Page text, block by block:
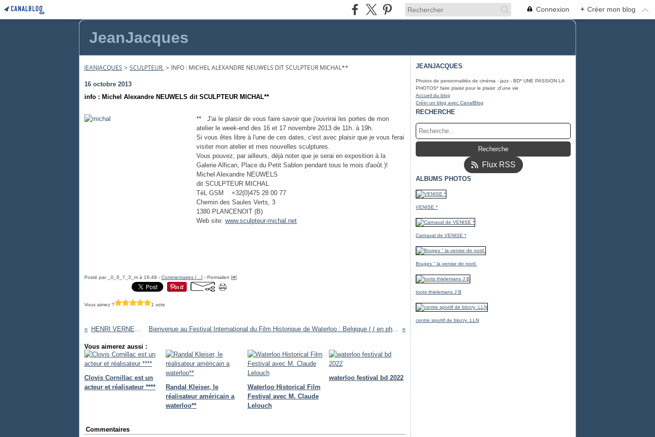
Connexion + Créer mon blog
JeanJacques
JEANJACQUES > SCULPTEUR. > INFO : MICHEL ALEXANDRE NEUWELS DIT SCULPTEUR MICHAL**
16 octobre 2013
info : Michel Alexandre NEUWELS dit SCULPTEUR MICHAL**
** J'ai le plaisir de vous faire savoir que j'ouvrirai les portes de mon
atelier le week-end des 16 et 17 novembre 2013 de 11h. à 19h.
Si vous êtes libre à l'une de ces dates, c'est avec plaisir que je vous ferai
visiter mon atelier et mes nouvelles sculptures.
Vous pouvez, par ailleurs, déjà noter que je serai en exposition à la
Galerie Alfican, Place du Petit Sablon pendant tous le mois d'août.)!
Michel Alexandre NEUWELS
dit SCULPTEUR MICHAL
TéL GSM +32(0)475 28 00 77
Chemin des Saules Verts, 3
1380 PLANCENOIT (B)
Web site: www.sculpteur-michal.net
Posté par _0_6_7_3_m à 16:48 - Commentaires [ ] - Permalien [#]
Vous aimez ? 1 vote
HENRI VERNES /* Bienvenue au Festival International du Film Historique de Waterloo : Belgique ( ( en photos ))
Vous aimerez aussi :
Clovis Cornillac est un
acteur et réalisateur ****
Randal Kleiser, le
réalisateur américain a
waterloo**
Waterloo Historical Film
Festival avec M. Claude
Lelouch
waterloo festival bd 2022
Commentaires
JEANJACQUES
Photos de personnalités de cinéma - jazz - BD* UNE PASSION LA
PHOTOS* faire plaisir pour le plaisir ;d'une vie
Accueil du blog
Créer un blog avec CanalBlog
RECHERCHE
Flux RSS
ALBUMS PHOTOS
VENISE *
Carnaval de VENISE *
Bruges '' la venise de nord.
toots thielemans J B
centre sportif de blocry .LLN